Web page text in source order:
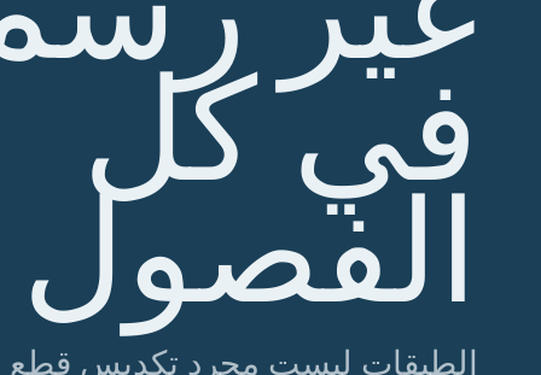
في كل
الفصول
الطبقات ليست مجرد تكديس قطع